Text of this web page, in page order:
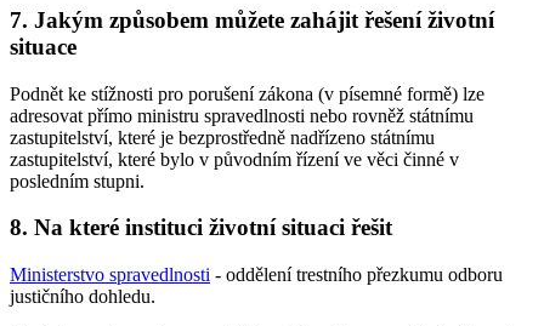
7. Jakým způsobem můžete zahájit řešení životní
situace
Podnět ke stížnosti pro porušení zákona (v písemné formě) lze
adresovat přímo ministru spravedlnosti nebo rovněž státnímu
zastupitelství, které je bezprostředně nadřízeno státnímu
zastupitelství, které bylo v původním řízení ve věci činné v
posledním stupni.
8. Na které instituci životní situaci řešit
Ministerstvo spravedlnosti - oddělení trestního přezkumu odboru
justičního dohledu.